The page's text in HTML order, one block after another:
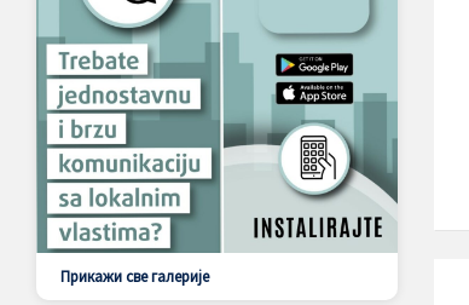
Прикажи све галерије